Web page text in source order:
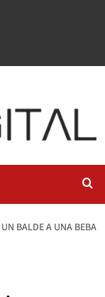
BALDE A UNA BEBA